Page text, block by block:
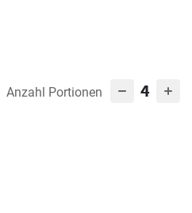
Anzahl Portionen 4